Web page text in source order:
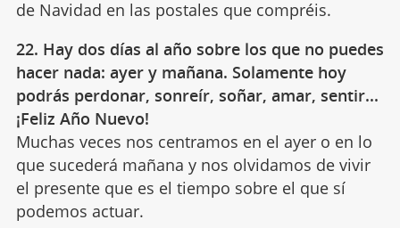
de Navidad en las postales que compréis.
22. Hay dos días al año sobre los que no puedes
hacer nada: ayer y mañana. Solamente hoy
podrás perdonar, sonreír, soñar, amar, sentir...
¡Feliz Año Nuevo!
Muchas veces nos centramos en el ayer o en lo
que sucederá mañana y nos olvidamos de vivir
el presente que es el tiempo sobre el que sí
podemos actuar.